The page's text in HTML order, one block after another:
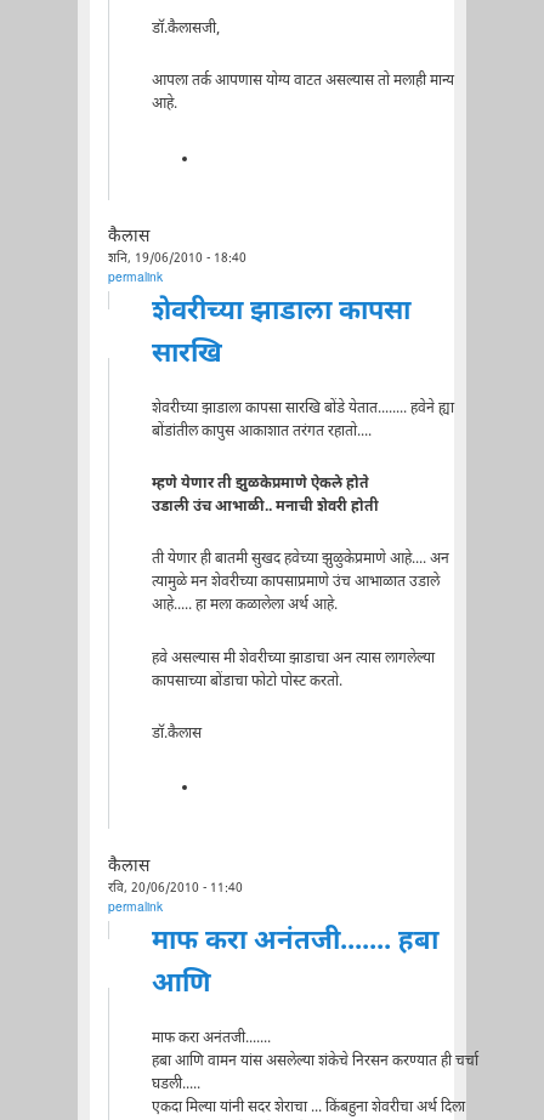
डॉ.कैलासजी,
आपला तर्क आपणास योग्य वाटत असल्यास तो मलाही मान्य
आहे.
कैलास
शनि, 19/06/2010 - 18:40
permalink
शेवरीच्या झाडाला कापसा
सारखि
शेवरीच्या झाडाला कापसा सारखि बोंडे येतात........ हवेने ह्या
बोंडांतील कापुस आकाशात तरंगत रहातो....
म्हणे येणार ती झुळकेप्रमाणे ऐकले होते
उडाली उंच आभाळी.. मनाची शेवरी होती
ती येणार ही बातमी सुखद हवेच्या झुळुकेप्रमाणे आहे.... अन
त्यामुळे मन शेवरीच्या कापसाप्रमाणे उंच आभाळात उडाले
आहे..... हा मला कळालेला अर्थ आहे.
हवे असल्यास मी शेवरीच्या झाडाचा अन त्यास लागलेल्या
कापसाच्या बोंडाचा फोटो पोस्ट करतो.
डॉ.कैलास
कैलास
रवि, 20/06/2010 - 11:40
permalink
माफ करा अनंतजी....... हबा
आणि
माफ करा अनंतजी.......
हबा आणि वामन यांस असलेल्या शंकेचे निरसन करण्यात ही चर्चा
घडली.....
एकदा मिल्या यांनी सदर शेराचा ... किंबहुना शेवरीचा अर्थ दिला